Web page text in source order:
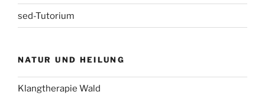
sed-Tutorium
NATUR UND HEILUNG
Klangtherapie Wald